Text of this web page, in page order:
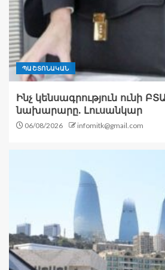
ՊԱՇՏՈՆԱԿԱՆ
Ինչ կենսագրություն ունի
նախարարը. Լուսանկար
06/08/2026 infomitk@gmail.com